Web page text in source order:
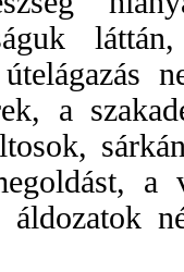
a
a
áldozatok